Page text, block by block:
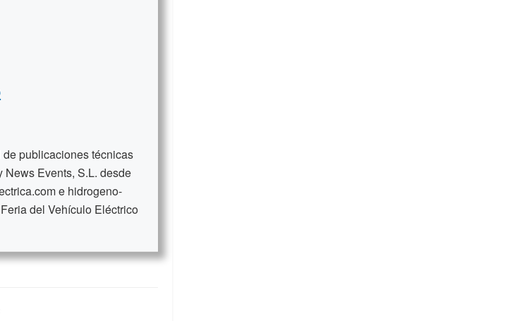
publicaciones técnicas
News Events, S.L. desde
e hidrogeno-
del Vehículo Eléctrico